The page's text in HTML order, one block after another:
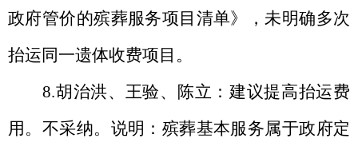
政府管价的殡葬服务项目清单》，未明确多次
抬运同一遗体收费项目。
8.胡治洪、王验、陈立：建议提高抬运费
用。不采纳。说明：殡葬基本服务属于政府定